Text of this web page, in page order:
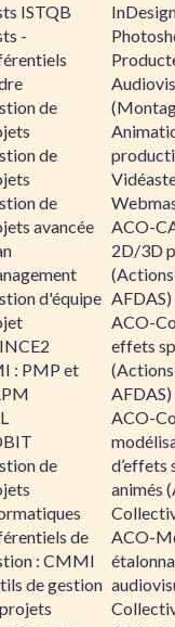
ISTQB
-
de
de
de
avancée
d'équipe
: PMP et
de
de
: CMMI
de gestion
ACO-
2D/3D
AFDAS)
ACO-
effets
AFDAS)
ACO-
d’effets
animés
ACO-